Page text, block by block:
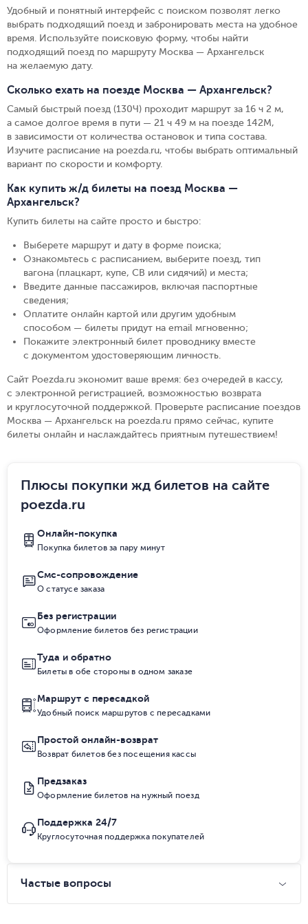
Удобный и понятный интерфейс с поиском позволят легко
выбрать подходящий поезд и забронировать места на удобное
время. Используйте поисковую форму, чтобы найти
подходящий поезд по маршруту Москва — Архангельск
на желаемую дату.
Сколько ехать на поезде Москва — Архангельск?
Самый быстрый поезд (130Ч) проходит маршрут за 16 ч 2 м,
а самое долгое время в пути — 21 ч 49 м на поезде 142М,
в зависимости от количества остановок и типа состава.
Изучите расписание на poezda.ru, чтобы выбрать оптимальный
вариант по скорости и комфорту.
Как купить ж/д билеты на поезд Москва —
Архангельск?
Купить билеты на сайте просто и быстро:
Выберете маршрут и дату в форме поиска;
Ознакомьтесь с расписанием, выберите поезд, тип
вагона (плацкарт, купе, СВ или сидячий) и места;
Введите данные пассажиров, включая паспортные
сведения;
Оплатите онлайн картой или другим удобным
способом — билеты придут на email мгновенно;
Покажите электронный билет проводнику вместе
с документом удостоверяющим личность.
Сайт Poezda.ru экономит ваше время: без очередей в кассу,
с электронной регистрацией, возможностью возврата
и круглосуточной поддержкой. Проверьте расписание поездов
Москва — Архангельск на poezda.ru прямо сейчас, купите
билеты онлайн и наслаждайтесь приятным путешествием!
Плюсы покупки жд билетов на сайте
poezda.ru
Онлайн-покупка
Покупка билетов за пару минут
Смс-сопровождение
О статусе заказа
Без регистрации
Оформление билетов без регистрации
Туда и обратно
Билеты в обе стороны в одном заказе
Маршрут с пересадкой
Удобный поиск маршрутов с пересадками
Простой онлайн-возврат
Возврат билетов без посещения кассы
Предзаказ
Оформление билетов на нужный поезд
Поддержка 24/7
Круглосуточная поддержка покупателей
Частые вопросы